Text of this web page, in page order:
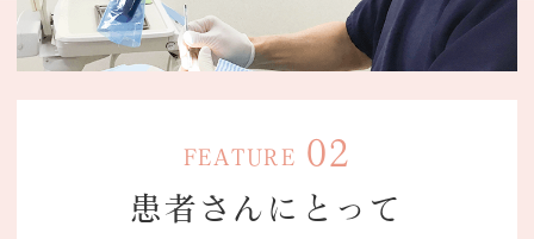
FEATURE 02
患者さんに とって